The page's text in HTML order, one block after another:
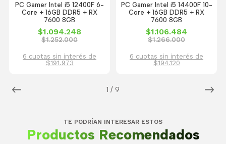
1 / 9
PC Gamer Intel i5 12400F 6-
Core + 16GB DDR5 + RX
7600 8GB
$1.094.248
$1.252.000
6 cuotas sin interés de
$191.973
PC Gamer Intel i5 14400F 10-
Core + 16GB DDR5 + RX
7600 8GB
$1.106.484
$1.266.000
6 cuotas sin interés de
$194.120
TE PODRÍAN INTERESAR ESTOS
Productos Recomendados